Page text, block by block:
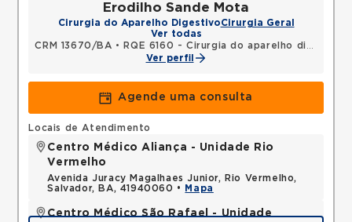
Erodilho Sande Mota
Cirurgia do Aparelho DigestivoCirurgia Geral
Ver todas
CRM 13670/BA • RQE 6160 - Cirurgia do aparelho digestivo
Ver perfil
Agende uma consulta
Locais de Atendimento
Centro Médico Aliança - Unidade Rio
Vermelho
Avenida Juracy Magalhaes Junior, Rio Vermelho,
Salvador, BA, 41940060 •
Mapa
Centro Médico São Rafael - Unidade